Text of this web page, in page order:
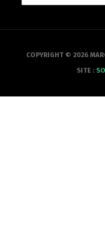
COPYRIGHT © 2026
SITE :